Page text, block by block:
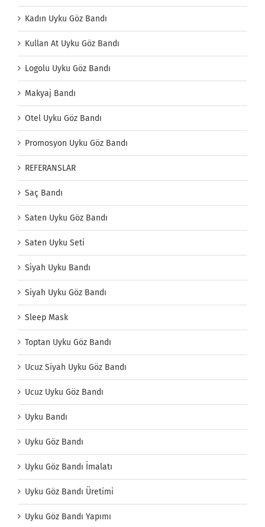
Kadın Uyku Göz Bandı
Kullan At Uyku Göz Bandı
Logolu Uyku Göz Bandı
Makyaj Bandı
Otel Uyku Göz Bandı
Promosyon Uyku Göz Bandı
REFERANSLAR
Saç Bandı
Saten Uyku Göz Bandı
Saten Uyku Seti
Siyah Uyku Bandı
Siyah Uyku Göz Bandı
Sleep Mask
Toptan Uyku Göz Bandı
Ucuz Siyah Uyku Göz Bandı
Ucuz Uyku Göz Bandı
Uyku Bandı
Uyku Göz Bandı
Uyku Göz Bandı İmalatı
Uyku Göz Bandı Üretimi
Uyku Göz Bandı Yapımı